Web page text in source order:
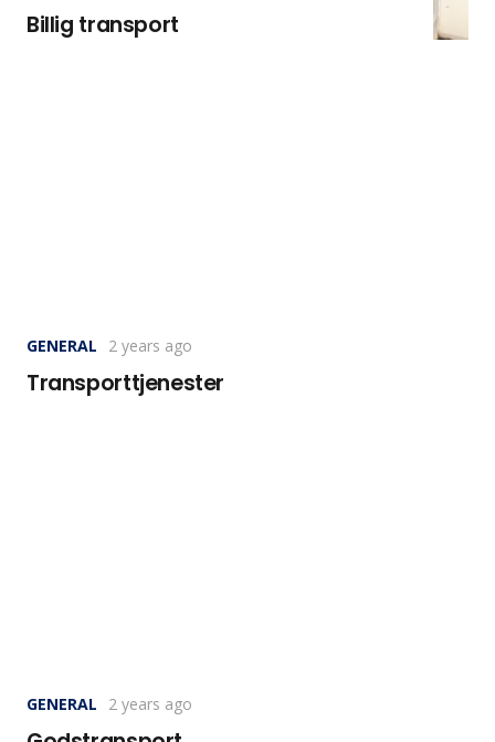
Billig transport
GENERAL 2 years ago
Transporttjenester
GENERAL 2 years ago